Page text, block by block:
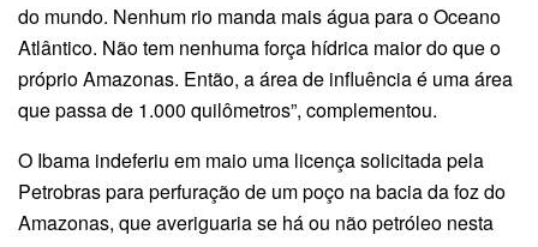
do mundo. Nenhum rio manda mais água para o Oceano
Atlântico. Não tem nenhuma força hídrica maior do que o
próprio Amazonas. Então, a área de influência é uma área
que passa de 1.000 quilômetros”, complementou.
O Ibama indeferiu em maio uma licença solicitada pela
Petrobras para perfuração de um poço na bacia da foz do
Amazonas, que averiguaria se há ou não petróleo nesta